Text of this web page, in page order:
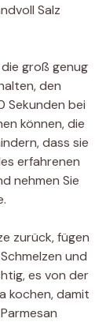
Salz
groß genug
den
Sekunden bei
können, die
dass sie
erfahrenen
nehmen Sie
zurück, fügen
und
es von der
kochen, damit